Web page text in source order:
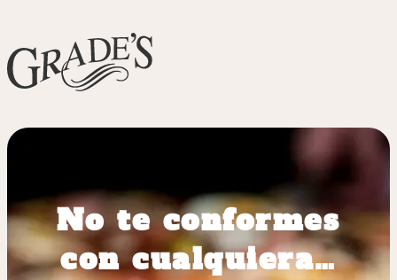
No te conformes
con cualquiera…